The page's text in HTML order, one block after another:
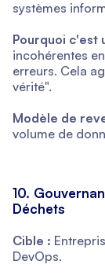
systèmes
Pourquoi c'est
incohérentes
erreurs. Cela
vérité".
Modèle de
volume de
10.
Déchets
Cible :
DevOps.